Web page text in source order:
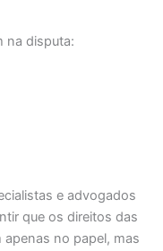
na disputa:
e advogados
que os direitos das
no papel, mas